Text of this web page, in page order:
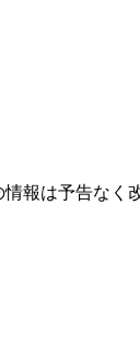
報は予告なく